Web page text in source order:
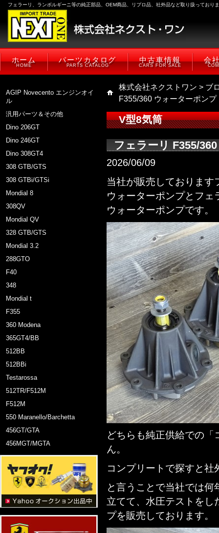
フェラーリ、ランボルギーニ等の純正部品、OEM商品、リプロ品、社外品など取り扱っており
ホーム
HOME
パーツカタログ
PARTS CATALOG
中古車情報
CARS FOR SALE
会
AGIP Novecento エンジンオイ
ル
汎用パーツ＆その他
Dino 206GT
Dino 246GT
Dino 308GT4
308 GTB/GTS
308 GTBi/GTSi
Mondial 8
308QV
Mondial QV
328 GTB/GTS
Mondial 3.2
288GTO
F40
348
Mondial t
F355
360 Modena
365GT4/BB
512BB
512BBi
Testarossa
512TR/F512M
F512M
550 Maranello/Barchetta
456GT/GTA
456MGT/MGTA
株式会社ネクストワン > ブ
F355/360 ウォーターポンプ
V型8気筒
フェラーリ F355/
2026/06/09
当社が販売しておりま
ウォーターポンプとフ
ウォーターポンプです。
どちらも純正供給での
ん。
コンプリートで探すと社
と言うことで当社では
立てて、水圧テストをし
プを販売しております。